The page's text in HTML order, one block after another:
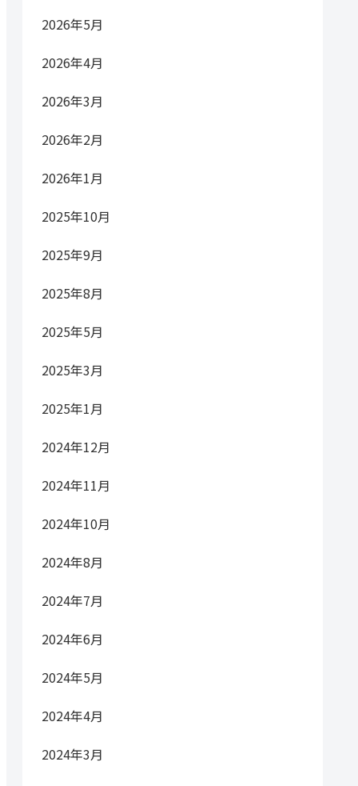
2026年5月
2026年4月
2026年3月
2026年2月
2026年1月
2025年10月
2025年9月
2025年8月
2025年5月
2025年3月
2025年1月
2024年12月
2024年11月
2024年10月
2024年8月
2024年7月
2024年6月
2024年5月
2024年4月
2024年3月